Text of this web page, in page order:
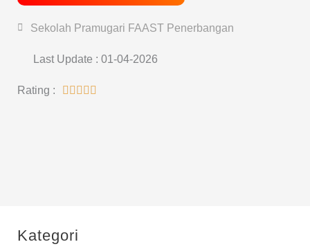
Sekolah Pramugari FAAST Penerbangan
Last Update : 01-04-2026
Rating :     
Kategori